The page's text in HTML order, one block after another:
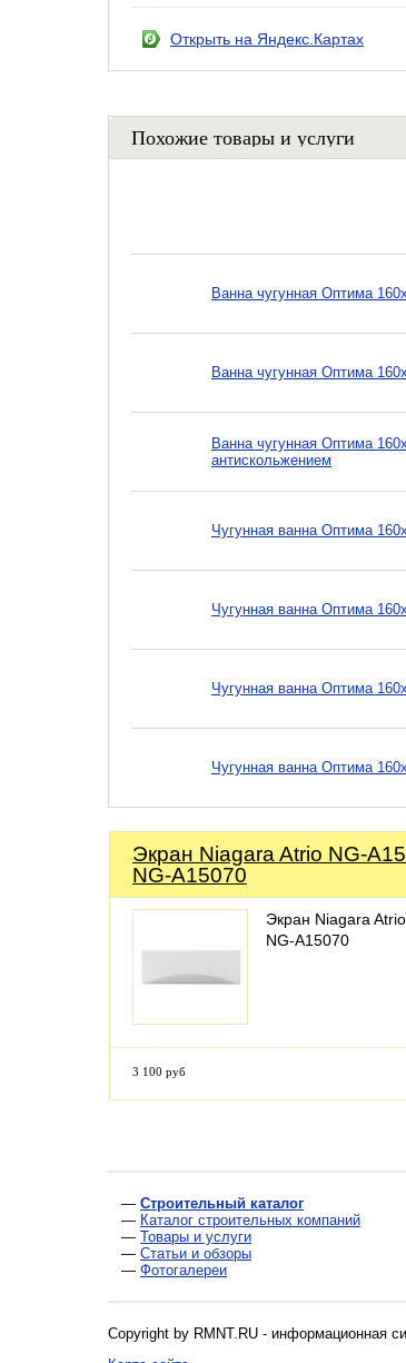
Открыть на Яндекс.Картах
Похожие товары и услуги
Ванна чугунная Оптима
Ванна чугунная Оптима
Ванна чугунная Оптима
антискольжением
Чугунная ванна Оптима
Чугунная ванна Оптима
Чугунная ванна Оптима
Чугунная ванна Оптима
Экран Niagara Atrio NG-
NG-A15070
Экран Niagara
NG-A15070
3 100 руб
— Строительный каталог
— Каталог строительных компаний
— Товары и услуги
— Статьи и обзоры
— Фотогалереи
Copyright by RMNT.RU - информационная